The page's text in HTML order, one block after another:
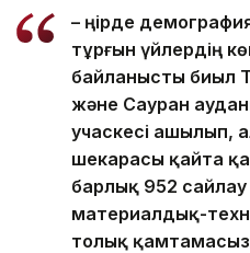
– Өңірде
тұрғын үйлердің
байланысты биыл
және Сауран
учаскесі ашылып,
шекарасы қайта
барлық 952 сайлау
материалдық-
толық қамтамасыз